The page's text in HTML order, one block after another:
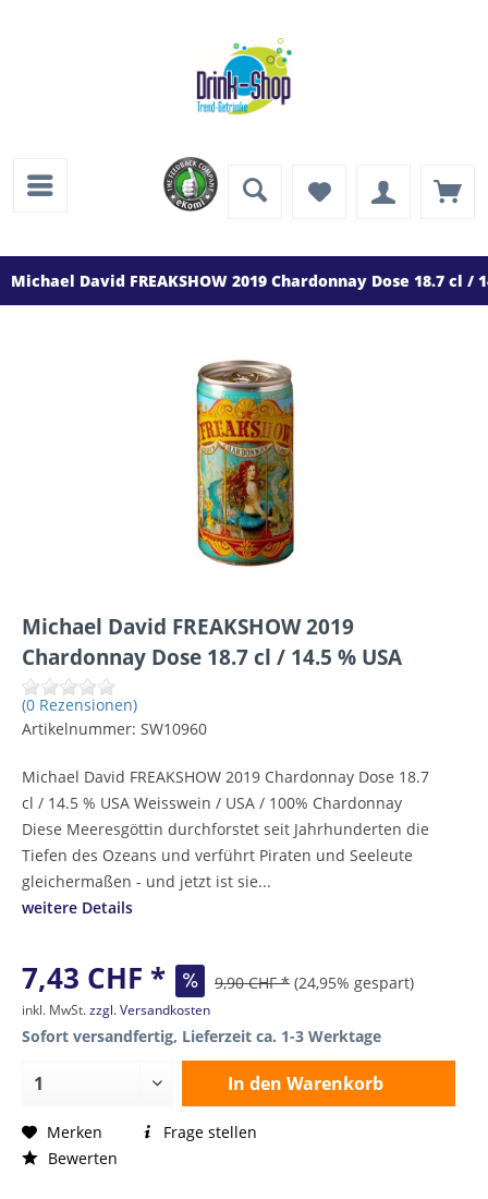
Michael David FREAKSHOW 2019 Chardonnay Dose 18.7 cl /
Michael David FREAKSHOW 2019
Chardonnay Dose 18.7 cl / 14.5 % USA
(0 Rezensionen)
Artikelnummer: SW10960
Michael David FREAKSHOW 2019 Chardonnay Dose 18.7
cl / 14.5 % USA Weisswein / USA / 100% Chardonnay
Diese Meeresgöttin durchforstet seit Jahrhunderten die
Tiefen des Ozeans und verführt Piraten und Seeleute
gleichermaßen - und jetzt ist sie...
weitere Details
7,43 CHF * 9,90 CHF * (24,95% gespart)
inkl. MwSt.zzgl. Versandkosten
Sofort versandfertig, Lieferzeit ca. 1-3 Werktage
In den Warenkorb
Merken
Bewerten
Frage stellen